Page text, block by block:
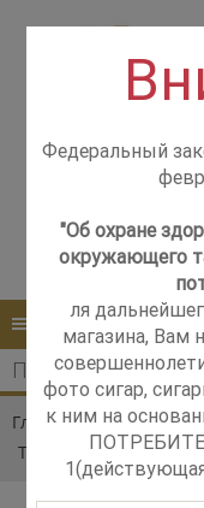
Контакты
Розничный
м. Добрынинская,
+7 (499) 237-12-56
КАТАЛОГ
Главная Каталог
Табак трубочный
Федеральный
"Об охране
окружающего
ля
магазина, Вам
фото сигар,
к ним на